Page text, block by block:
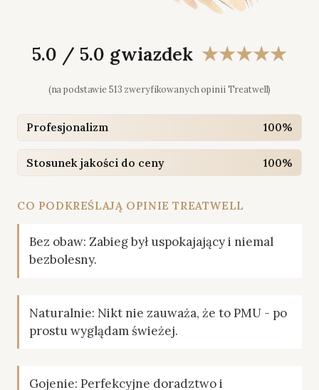
5.0 / 5.0 gwiazdek ★★★★★
(na podstawie 513 zweryfikowanych opinii Treatwell)
Profesjonalizm 100%
Stosunek jakości do ceny 100%
CO PODKREŚLAJĄ OPINIE TREATWELL
Bez obaw: Zabieg był uspokajający i niemal
bezbolesny.
Naturalnie: Nikt nie zauważa, że to PMU - po
prostu wyglądam świeżej.
Gojenie: Perfekcyjne doradztwo i